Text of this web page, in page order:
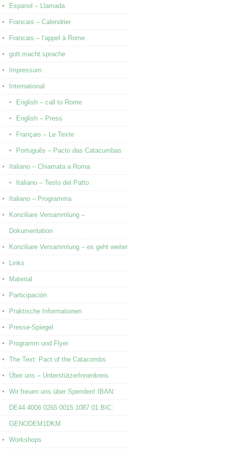
müssen, bitten wir um Anmeldung in den
Espanol – Llamada
Francais – Calendrier
Francais – l’appel à Rome
gott.macht.sprache
Impressum
International
English – call to Rome
English – Press
Français – Le Texte
Português – Pacto das Catacumbas
Italiano – Chiamata a Roma
Italiano – Testo del Patto
Italiano – Programma
Konziliare Versammlung –
Dokumentation
Konziliare Versammlung – es geht weiter
Links
Material
Participación
Praktische Informationen
Presse-Spiegel
Programm und Flyer
The Text: Pact of the Catacombs
Über uns – UnterstützerInnenkreis
Wir freuen uns über Spenden! IBAN:
DE44 4006 0265 0015 1087 01 BIC:
GENODEM1DKM
Workshops